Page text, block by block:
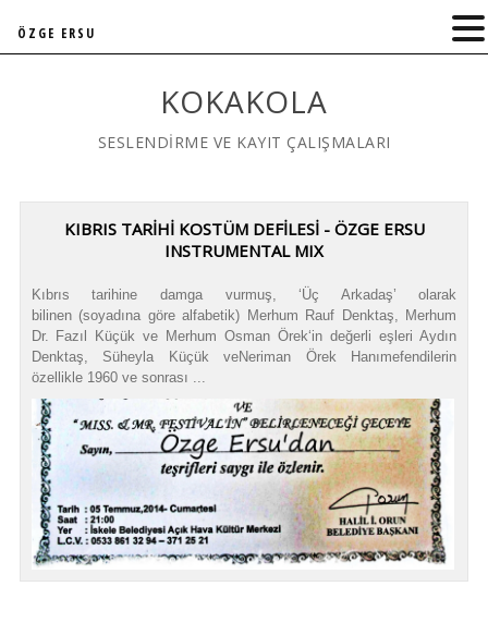
KOKAKOLA
SESLENDİRME VE KAYIT ÇALIŞMALARI
KIBRIS TARİHİ KOSTÜM DEFİLESİ - ÖZGE ERSU
INSTRUMENTAL MIX
Kıbrıs tarihine damga vurmuş, ‘Üç Arkadaş’ olarak
bilinen (soyadına göre alfabetik) Merhum Rauf Denktaş, Merhum
Dr. Fazıl Küçük ve Merhum Osman Örek‘in değerli eşleri Aydın
Denktaş, Süheyla Küçük veNeriman Örek Hanımefendilerin
özellikle 1960 ve sonrası ...
ÖZGE ERSU